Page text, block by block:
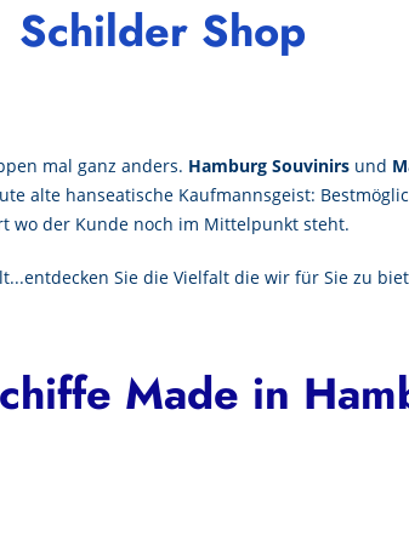
Schilder Shop
mal ganz anders. Hamburg Souvinirs und
alte hanseatische Kaufmannsgeist:
wo der Kunde noch im Mittelpunkt steht.
Sie die Vielfalt die wir für Sie zu
Made in